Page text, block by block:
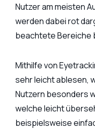
Nutzer am meisten
werden dabei rot
beachtete Bereiche
Mithilfe von
sehr leicht ablesen,
Nutzern besonders
welche leicht
beispielsweise